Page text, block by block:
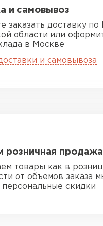
и самовывоз
заказать доставку по
области или
в Москве
и самовывоза
розничная продажа
товары как в
от объемов заказа
персональные скидки